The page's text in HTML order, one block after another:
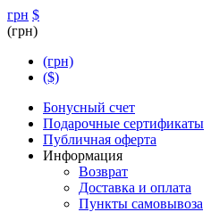
грн $
(грн)
(грн)
($)
Бонусный счет
Подарочные сертификаты
Публичная оферта
Информация
Возврат
Доставка и оплата
Пункты самовывоза